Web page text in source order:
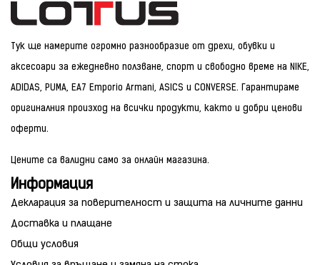
Тук ще намерите огромно разнообразие от дрехи, обувки и
аксесоари за ежедневно ползване, спорт и свободно време на NIKE,
ADIDAS, PUMA, EA7 Emporio Armani, ASICS и CONVERSE. Гарантираме
оригиналния произход на всички продукти, както и добри ценови
оферти.
Цените са валидни само за онлайн магазина.
Информация
Декларация за поверителност и защита на личните данни
Доставка и плащане
Общи условия